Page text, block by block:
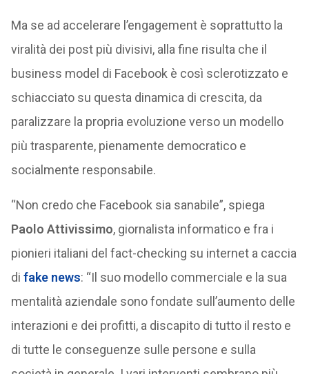
Ma se ad accelerare l’engagement è soprattutto la
viralità dei post più divisivi, alla fine risulta che il
business model di Facebook è così sclerotizzato e
schiacciato su questa dinamica di crescita, da
paralizzare la propria evoluzione verso un modello
più trasparente, pienamente democratico e
socialmente responsabile.
“Non credo che Facebook sia sanabile”, spiega
Paolo Attivissimo, giornalista informatico e fra i
pionieri italiani del fact-checking su internet a caccia
di fake news: “Il suo modello commerciale e la sua
mentalità aziendale sono fondate sull’aumento delle
interazioni e dei profitti, a discapito di tutto il resto e
di tutte le conseguenze sulle persone e sulla